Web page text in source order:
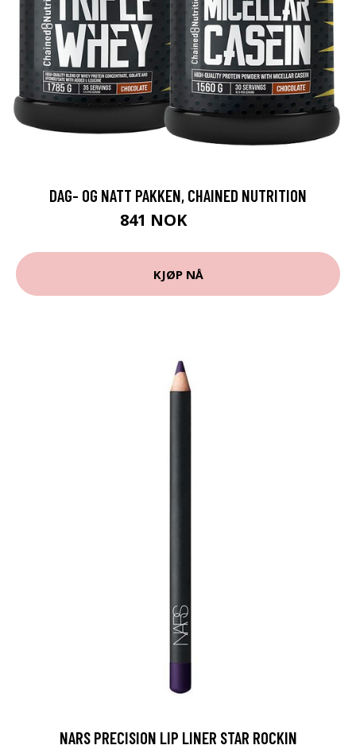
DAG- OG NATT PAKKEN, CHAINED NUTRITION
841 NOK
KJØP NÅ
NARS PRECISION LIP LINER STAR ROCKIN